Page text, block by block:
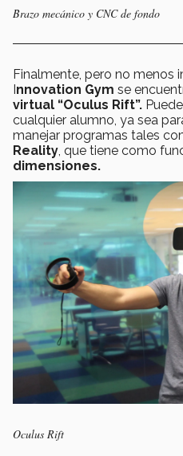
Brazo mecánico y CNC de fondo
Finalmente, pero no menos
Innovation Gym se
virtual “Oculus Rift”.
cualquier alumno, ya sea
manejar programas tales
Reality , que tiene como
dimensiones.
Oculus Rift